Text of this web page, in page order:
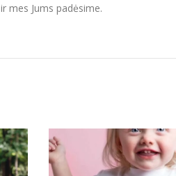
mes Jums padėsime.